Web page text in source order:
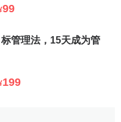
該種方式中，工資層
累進分配方式主要起著
作用。
度紅利總額除以繫數總
99
管理法，15天成为管
199